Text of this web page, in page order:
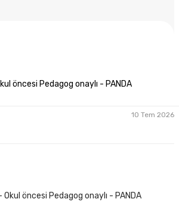
öncesi Pedagog onaylı - PANDA
10 Tem 2026
Okul öncesi Pedagog onaylı - PANDA